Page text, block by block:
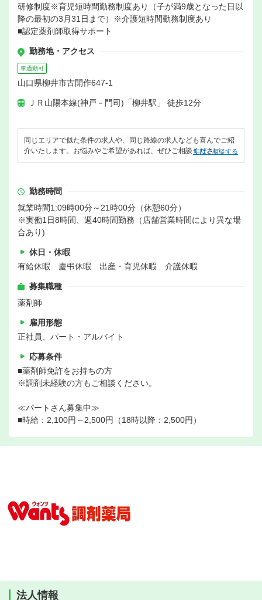
研修制度※育児短時間勤務制度あり（子が満9歳となった日以
降の最初の3月31日まで）※介護短時間勤務制度あり
■認定薬剤師取得サポート
勤務地・アクセス
車通勤可
山口県柳井市古開作647-1
ＪＲ山陽本線(神戸－門司)「柳井駅」 徒歩12分
同じエリアで似た条件の求人や、同じ路線の求人なども喜んでご紹
介いたします。お悩みやご希望があれば、ぜひご相談ください。
無料で相談する
勤務時間
就業時間1:09時00分～21時00分（休憩60分）
※実働1日8時間、週40時間勤務（店舗営業時間により異な場
合あり)
休日・休暇
有給休暇 慶弔休暇 出産・育児休暇 介護休暇
募集職種
薬剤師
雇用形態
正社員、パート・アルバイト
応募条件
■薬剤師免許をお持ちの方
※調剤未経験の方もご相談ください。
≪パートさん募集中≫
■時給：2,100円～2,500円（18時以降：2,500円）
法人情報